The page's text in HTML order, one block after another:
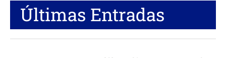
Últimas Entradas